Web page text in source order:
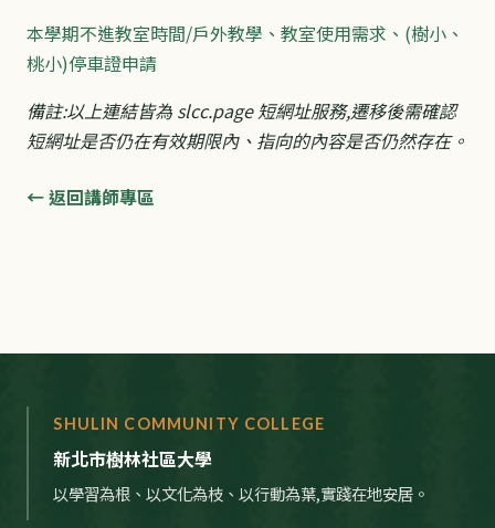
本學期不進教室時間/戶外教學、教室使用需求、(樹小、
桃小)停車證申請
備註:以上連結皆為 slcc.page 短網址服務,遷移後需確認
短網址是否仍在有效期限內、指向的內容是否仍然存在。
← 返回講師專區
SHULIN COMMUNITY COLLEGE
新北市樹林社區大學
以學習為根、以文化為枝、以行動為葉,實踐在地安居。